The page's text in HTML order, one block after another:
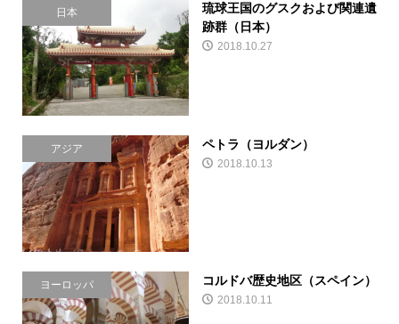
日本
琉球王国のグスクおよび関連遺
跡群（日本）
2018.10.27
アジア ペトラ（ヨルダン）
2018.10.13
ヨーロッパ コルドバ歴史地区（スペイン）
2018.10.11